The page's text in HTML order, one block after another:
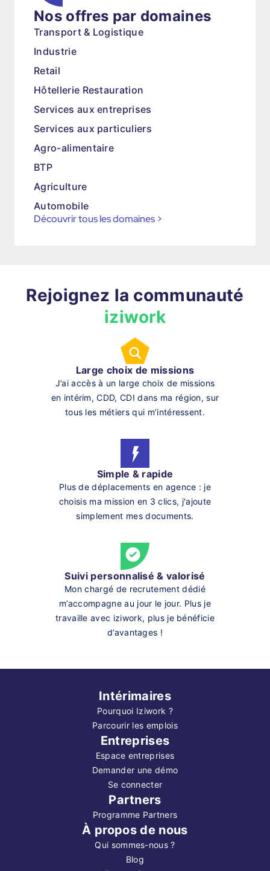
Nos offres par domaines
Transport & Logistique
Industrie
Retail
Hôtellerie Restauration
Services aux entreprises
Services aux particuliers
Agro-alimentaire
BTP
Agriculture
Automobile
Découvrir tous les domaines >
Rejoignez la communauté
iziwork
Large choix de missions
J’ai accès à un large choix de missions
en intérim, CDD, CDI dans ma région, sur
tous les métiers qui m’intéressent.
Simple & rapide
Plus de déplacements en agence : je
choisis ma mission en 3 clics, j'ajoute
simplement mes documents.
Suivi personnalisé & valorisé
Mon chargé de recrutement dédié
m’accompagne au jour le jour. Plus je
travaille avec iziwork, plus je bénéficie
d’avantages !
Intérimaires
Pourquoi Iziwork ?
Parcourir les emplois
Entreprises
Espace entreprises
Demander une démo
Se connecter
Partners
Programme Partners
À propos de nous
Qui sommes-nous ?
Blog